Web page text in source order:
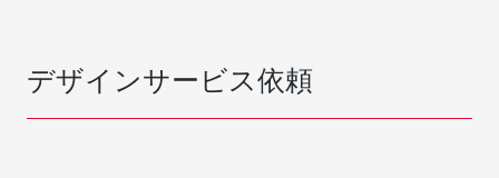
デザインサービス依頼